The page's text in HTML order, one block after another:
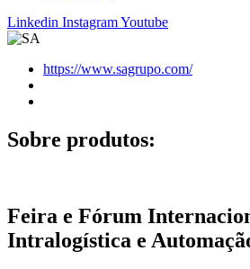
Linkedin InstagramYoutube
https://www.sagrupo.com/
Sobre produtos:
Feira e Fórum
Intralogística e